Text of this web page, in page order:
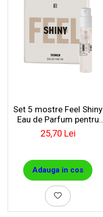
Set 5 mostre Feel Shiny
Eau de Parfum pentru
femei
25,70 Lei
Adauga in cos